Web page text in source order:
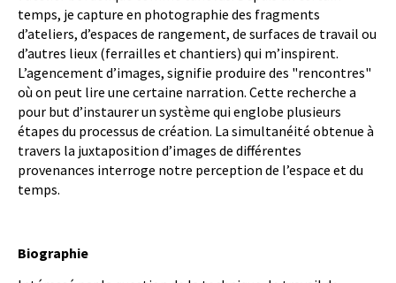
temps, je capture en photographie des fragments
d’ateliers, d’espaces de rangement, de surfaces de travail ou
d’autres lieux (ferrailles et chantiers) qui m’inspirent.
L’agencement d’images, signifie produire des "rencontres"
où on peut lire une certaine narration. Cette recherche a
pour but d’instaurer un système qui englobe plusieurs
étapes du processus de création. La simultanéité obtenue à
travers la juxtaposition d’images de différentes
provenances interroge notre perception de l’espace et du
temps.
Biographie